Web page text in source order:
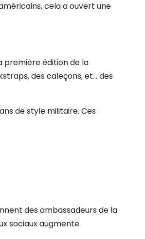
cela a ouvert une
première édition de la
des caleçons, et... des
de style militaire. Ces
des ambassadeurs de la
sociaux augmente.